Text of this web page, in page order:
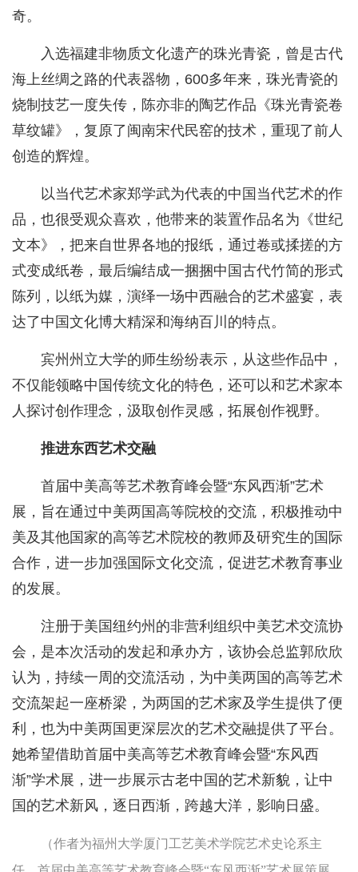
奇。
入选福建非物质文化遗产的珠光青瓷，曾是古代
海上丝绸之路的代表器物，600多年来，珠光青瓷的
烧制技艺一度失传，陈亦非的陶艺作品《珠光青瓷卷
草纹罐》，复原了闽南宋代民窑的技术，重现了前人
创造的辉煌。
以当代艺术家郑学武为代表的中国当代艺术的作
品，也很受观众喜欢，他带来的装置作品名为《世纪
文本》，把来自世界各地的报纸，通过卷或揉搓的方
式变成纸卷，最后编结成一捆捆中国古代竹简的形式
陈列，以纸为媒，演绎一场中西融合的艺术盛宴，表
达了中国文化博大精深和海纳百川的特点。
宾州州立大学的师生纷纷表示，从这些作品中，
不仅能领略中国传统文化的特色，还可以和艺术家本
人探讨创作理念，汲取创作灵感，拓展创作视野。
推进东西艺术交融
首届中美高等艺术教育峰会暨“东风西渐”艺术
展，旨在通过中美两国高等院校的交流，积极推动中
美及其他国家的高等艺术院校的教师及研究生的国际
合作，进一步加强国际文化交流，促进艺术教育事业
的发展。
注册于美国纽约州的非营利组织中美艺术交流协
会，是本次活动的发起和承办方，该协会总监郭欣欣
认为，持续一周的交流活动，为中美两国的高等艺术
交流架起一座桥梁，为两国的艺术家及学生提供了便
利，也为中美两国更深层次的艺术交融提供了平台。
她希望借助首届中美高等艺术教育峰会暨“东风西
渐”学术展，进一步展示古老中国的艺术新貌，让中
国的艺术新风，逐日西渐，跨越大洋，影响日盛。
（作者为福州大学厦门工艺美术学院艺术史论系主